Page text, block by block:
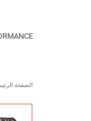
الصفحة